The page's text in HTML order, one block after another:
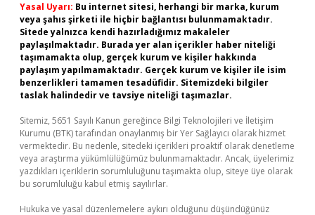
Yasal Uyarı: Bu internet sitesi, herhangi bir marka, kurum
veya şahıs şirketi ile hiçbir bağlantısı bulunmamaktadır.
Sitede yalnızca kendi hazırladığımız makaleler
paylaşılmaktadır. Burada yer alan içerikler haber niteliği
taşımamakta olup, gerçek kurum ve kişiler hakkında
paylaşım yapılmamaktadır. Gerçek kurum ve kişiler ile isim
benzerlikleri tamamen tesadüfidir. Sitemizdeki bilgiler
taslak halindedir ve tavsiye niteliği taşımazlar.
Sitemiz, 5651 Sayılı Kanun gereğince Bilgi Teknolojileri ve İletişim
Kurumu (BTK) tarafından onaylanmış bir Yer Sağlayıcı olarak hizmet
vermektedir. Bu nedenle, sitedeki içerikleri proaktif olarak denetleme
veya araştırma yükümlülüğümüz bulunmamaktadır. Ancak, üyelerimiz
yazdıkları içeriklerin sorumluluğunu taşımakta olup, siteye üye olarak
bu sorumluluğu kabul etmiş sayılırlar.
Hukuka ve yasal düzenlemelere aykırı olduğunu düşündüğünüz